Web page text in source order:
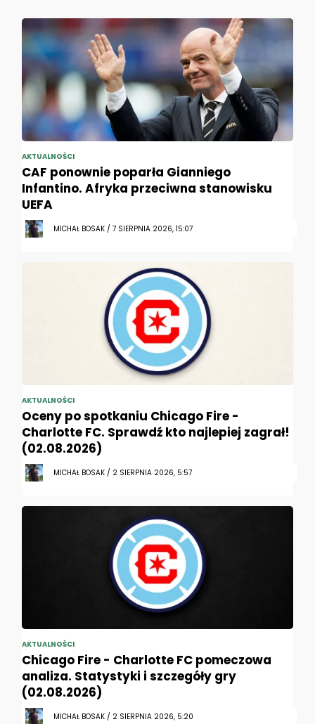
AKTUALNOŚCI
CAF ponownie poparła Gianniego
Infantino. Afryka przeciwna stanowisku
UEFA
MICHAŁ BOSAK / 7 SIERPNIA 2026, 15:07
AKTUALNOŚCI
Oceny po spotkaniu Chicago Fire -
Charlotte FC. Sprawdź kto najlepiej zagrał!
(02.08.2026)
MICHAŁ BOSAK / 2 SIERPNIA 2026, 5:57
AKTUALNOŚCI
Chicago Fire - Charlotte FC pomeczowa
analiza. Statystyki i szczegóły gry
(02.08.2026)
MICHAŁ BOSAK / 2 SIERPNIA 2026, 5:20